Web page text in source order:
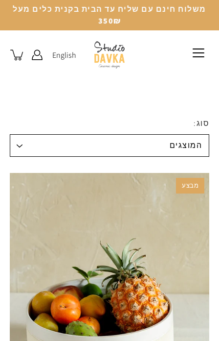
משלוח חינם עם שליח עד הבית בקנית כלים מעל
350₪
English
סוג:
מבצע